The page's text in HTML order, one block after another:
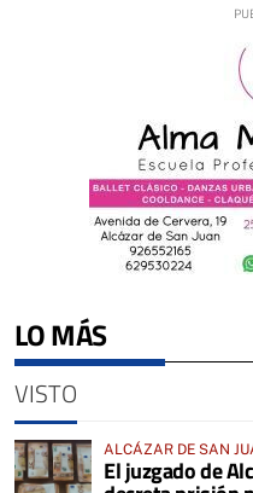
LO MÁS
VISTO
ALCÁZAR DE SAN
El juzgado de